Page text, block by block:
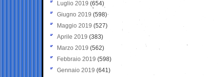
Luglio 2019 (654)
Giugno 2019 (598)
Maggio 2019 (527)
Aprile 2019 (383)
Marzo 2019 (562)
Febbraio 2019 (598)
Gennaio 2019 (641)